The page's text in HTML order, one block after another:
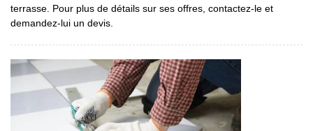
terrasse. Pour plus de détails sur ses offres, contactez-le et
demandez-lui un devis.